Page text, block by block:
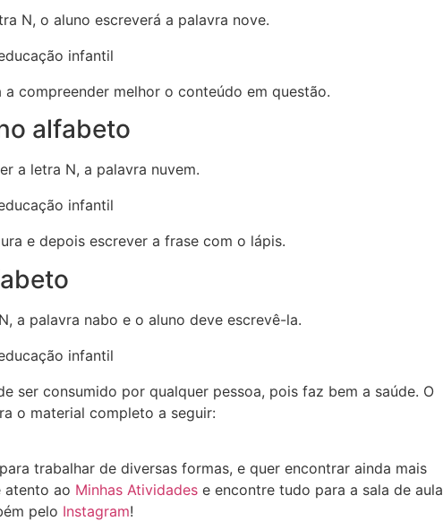
N, o aluno escreverá a palavra nove.
compreender melhor o conteúdo em questão.
alfabeto
a letra N, a palavra nuvem.
e depois escrever a frase com o lápis.
a palavra nabo e o aluno deve escrevê-la.
ser consumido por qualquer pessoa, pois faz bem a saúde. O
o material completo a seguir:
trabalhar de diversas formas, e quer encontrar ainda mais
atento ao Minhas Atividades e encontre tudo para a sala de aula
pelo Instagram!